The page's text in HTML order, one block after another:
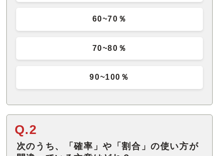
60~70％
70~80％
90~100％
Q.2
次のうち、「確率」や「割合」の使い方が